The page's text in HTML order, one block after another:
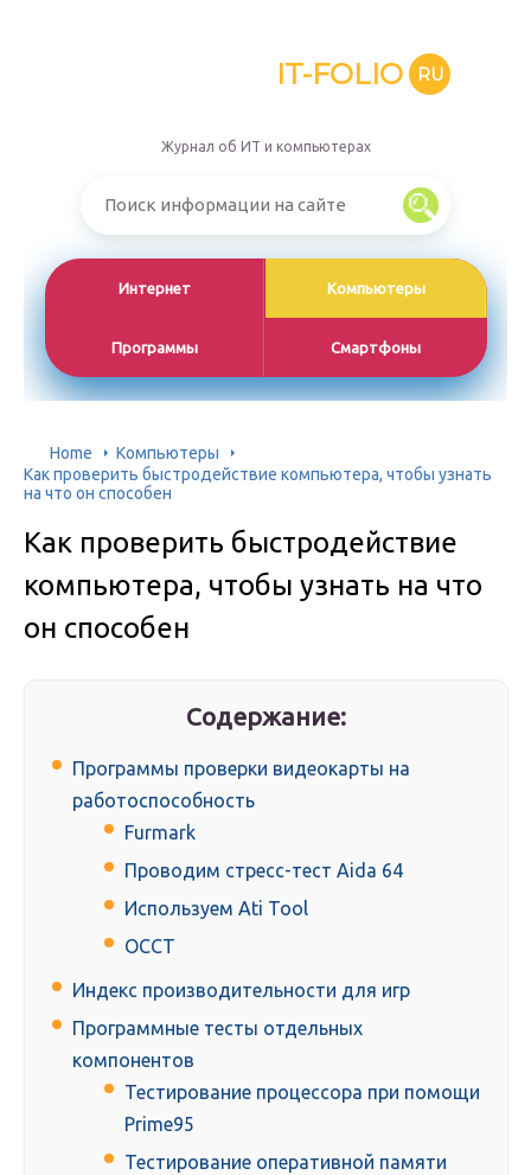
IT-FOLIO RU
Журнал об ИТ и компьютерах
Интернет Компьютеры
Программы Смартфоны
Home
Компьютеры
Как проверить быстродействие компьютера, чтобы узнать
на что он способен
Как проверить быстродействие
компьютера, чтобы узнать на что
он способен
Содержание:
Программы проверки видеокарты на
работоспособность
Furmark
Проводим стресс-тест Aida 64
Используем Ati Tool
OCCT
Индекс производительности для игр
Программные тесты отдельных
компонентов
Тестирование процессора при помощи
Prime95
Тестирование оперативной памяти